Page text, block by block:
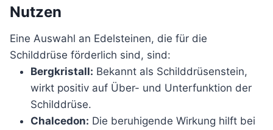
Nutzen
Eine Auswahl an Edelsteinen, die für die
Schilddrüse förderlich sind, sind:
Bergkristall: Bekannt als Schilddrüsenstein,
wirkt positiv auf Über- und Unterfunktion der
Schilddrüse.
Chalcedon: Die beruhigende Wirkung hilft bei